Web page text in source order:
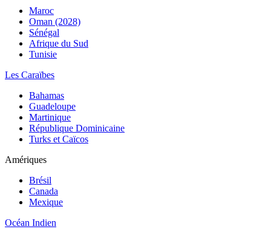
Maroc
Oman (2028)
Sénégal
Afrique du Sud
Tunisie
Les Caraïbes
Bahamas
Guadeloupe
Martinique
République Dominicaine
Turks et Caïcos
Amériques
Brésil
Canada
Mexique
Océan Indien